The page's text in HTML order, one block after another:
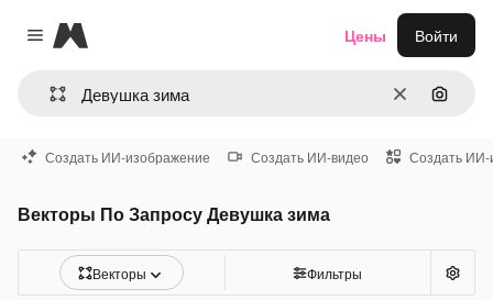
Close menu
Magnific
ОчиститьПоиск
Цены Войти
Создать ИИ-изображение Создать ИИ-видео Создать ИИ-
Векторы По Запросу Девушка зима
Векторы Фильтры